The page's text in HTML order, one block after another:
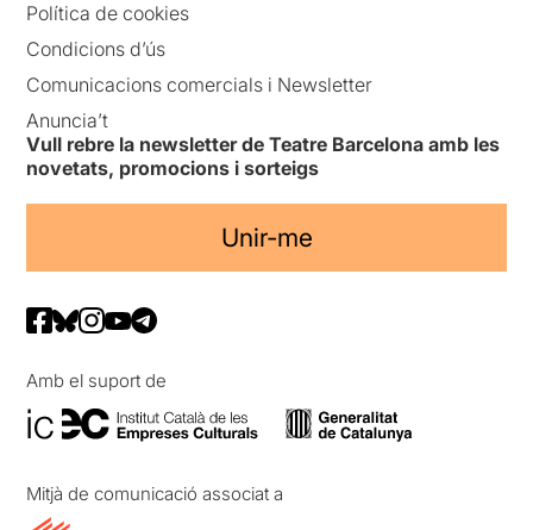
Política de cookies
Condicions d’ús
Comunicacions comercials i Newsletter
Anuncia’t
Vull rebre la newsletter de Teatre Barcelona amb les
novetats, promocions i sorteigs
Unir-me
Amb el suport de
Mitjà de comunicació associat a